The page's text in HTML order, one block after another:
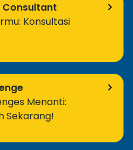
Consultant
Konsultasi
Menanti:
Sekarang!